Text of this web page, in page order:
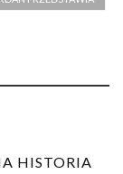
HISTORIA